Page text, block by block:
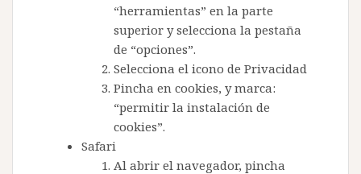
“herramientas” en la parte
superior y selecciona la pestaña
de “opciones”.
Selecciona el icono de Privacidad
Pincha en cookies, y marca:
“permitir la instalación de
cookies”.
Safari
Al abrir el navegador, pincha